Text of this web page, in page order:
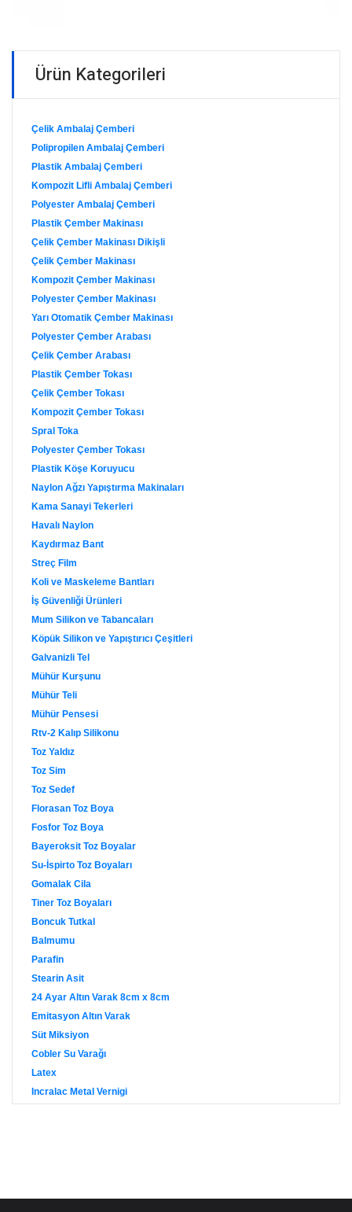
Ürün Kategorileri
Çelik Ambalaj Çemberi
Polipropilen Ambalaj Çemberi
Plastik Ambalaj Çemberi
Kompozit Lifli Ambalaj Çemberi
Polyester Ambalaj Çemberi
Plastik Çember Makinası
Çelik Çember Makinası Dikişli
Çelik Çember Makinası
Kompozit Çember Makinası
Polyester Çember Makinası
Yarı Otomatik Çember Makinası
Polyester Çember Arabası
Çelik Çember Arabası
Plastik Çember Tokası
Çelik Çember Tokası
Kompozit Çember Tokası
Spral Toka
Polyester Çember Tokası
Plastik Köşe Koruyucu
Naylon Ağzı Yapıştırma Makinaları
Kama Sanayi Tekerleri
Havalı Naylon
Kaydırmaz Bant
Streç Film
Koli ve Maskeleme Bantları
İş Güvenliği Ürünleri
Mum Silikon ve Tabancaları
Köpük Silikon ve Yapıştırıcı Çeşitleri
Galvanizli Tel
Mühür Kurşunu
Mühür Teli
Mühür Pensesi
Rtv-2 Kalıp Silikonu
Toz Yaldız
Toz Sim
Toz Sedef
Florasan Toz Boya
Fosfor Toz Boya
Bayeroksit Toz Boyalar
Su-İspirto Toz Boyaları
Gomalak Cila
Tiner Toz Boyaları
Boncuk Tutkal
Balmumu
Parafin
Stearin Asit
24 Ayar Altın Varak 8cm x 8cm
Emitasyon Altın Varak
Süt Miksiyon
Cobler Su Varağı
Latex
Incralac Metal Vernigi